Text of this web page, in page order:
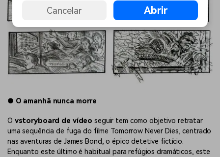
● O amanhã nunca morre
O vstoryboard de vídeo seguir tem como objetivo retratar
uma sequência de fuga do filme Tomorrow Never Dies, centrado
nas aventuras de James Bond, o épico detetive fictício.
Enquanto este último é habitual para refúgios dramáticos, este
Cancelar Abrir